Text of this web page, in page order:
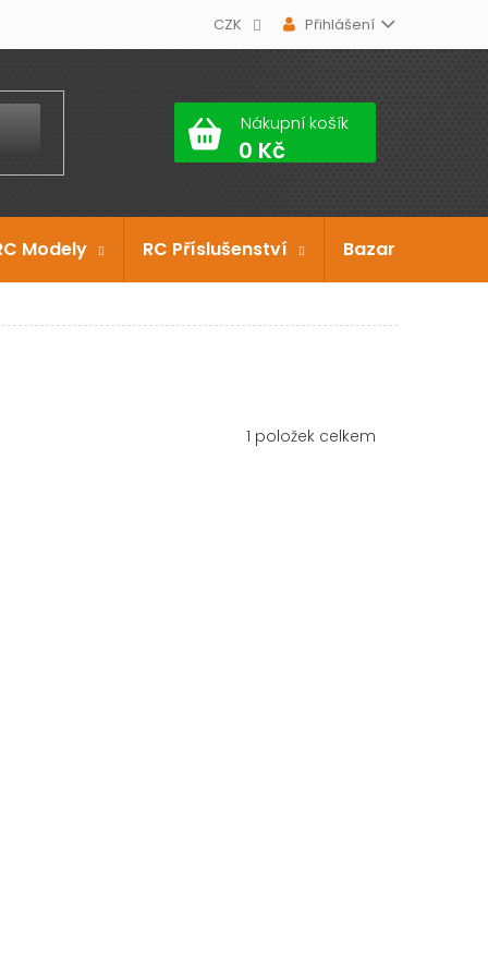
CZK Přihlášení
Nákupní košík
Modely RC Příslušenství Bazar
1 položek celkem